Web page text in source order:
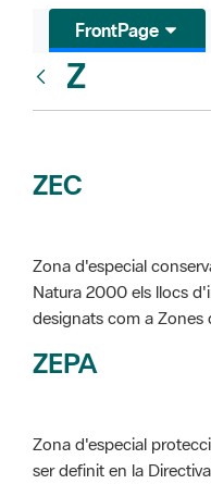
FrontPage
Z
ZEC
Zona d'especial
Natura 2000 els llocs
designats com a Zones
ZEPA
Zona d'especial
ser definit en la